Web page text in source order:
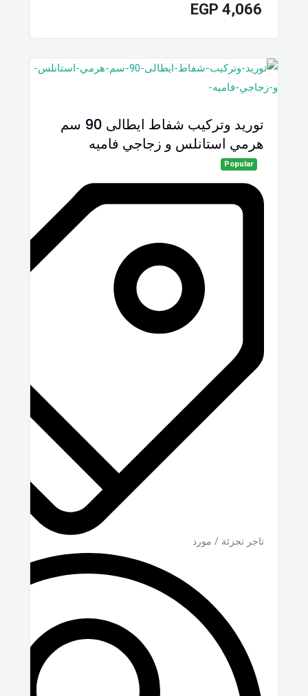
EGP 4,066
توريد وتركيب شفاط ايطالى 90 سم
هرمي استانلس و زجاجي فاميه
Popular
تاجر تجزئة / مورد